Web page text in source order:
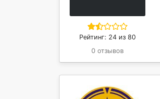
Рейтинг: 24 из 80
0 отзывов